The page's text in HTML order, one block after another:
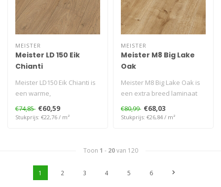
MEISTER
Meister LD 150 Eik
Chianti
Meister LD150 Eik Chianti is
een warme,
laminaatvloer met natuur..
€74,85 €60,59
Stukprijs: €22,76 / m²
MEISTER
Meister M8 Big Lake
Oak
Meister M8 Big Lake Oak is
een extra breed laminaat
€80,99 €68,03
Stukprijs: €26,84 / m²
Toon 1 - 20van 120
1 2 3 4 5 6